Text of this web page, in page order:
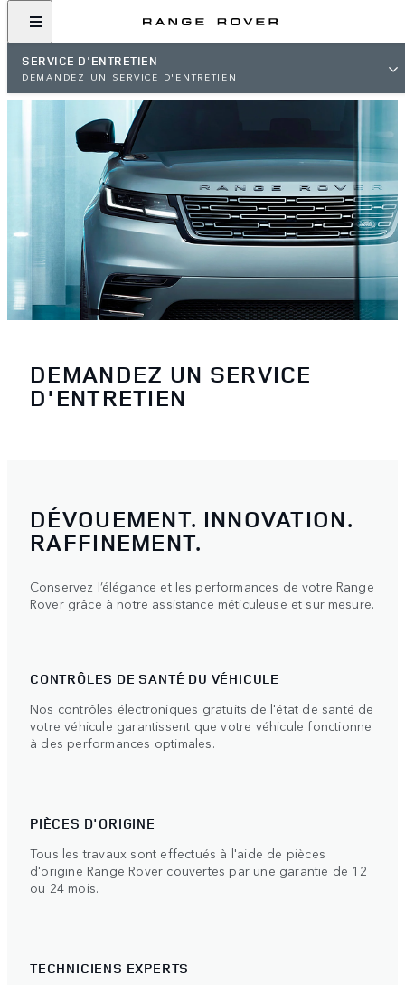
SERVICE D'ENTRETIEN
DEMANDEZ UN SERVICE D'ENTRETIEN
DEMANDEZ UN SERVICE
D'ENTRETIEN
DÉVOUEMENT. INNOVATION.
RAFFINEMENT.
Conservez l’élégance et les performances de votre Range
Rover grâce à notre assistance méticuleuse et sur mesure.
CONTRÔLES DE SANTÉ DU VÉHICULE
Nos contrôles électroniques gratuits de l'état de santé de
votre véhicule garantissent que votre véhicule fonctionne
à des performances optimales.
PIÈCES D'ORIGINE
Tous les travaux sont effectués à l'aide de pièces
d'origine Range Rover couvertes par une garantie de 12
ou 24 mois.
TECHNICIENS EXPERTS